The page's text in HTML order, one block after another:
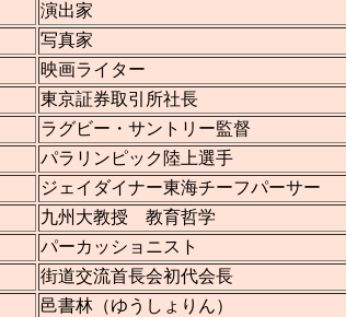
演出家
写真家
映画ライター
東京証券取引所社長
ラグビー・サントリー監督
パラリンピック陸上選手
ジェイダイナー東海チーフパーサー
九州大教授 教育哲学
パーカッショニスト
街道交流首長会初代会長
邑書林（ゆうしょりん）